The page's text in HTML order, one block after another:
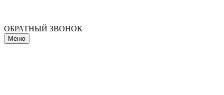
ОБРАТНЫЙ ЗВОНОК
Меню